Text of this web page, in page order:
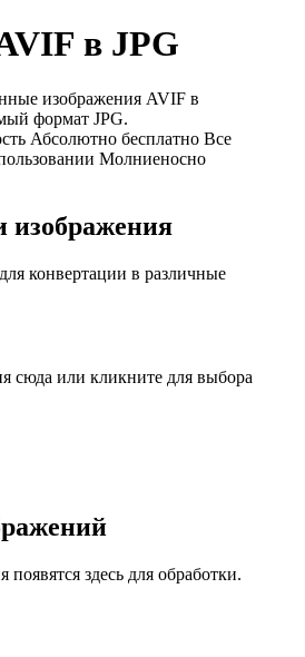
в JPG
изображения AVIF в
формат JPG.
Абсолютно бесплатно Все
Молниеносно
изображения
конвертации в различные
сюда или кликните для выбора
здесь для обработки.